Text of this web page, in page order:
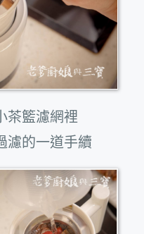
茶籃濾網裡
濾的一道手續